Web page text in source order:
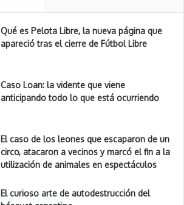
Qué es Pelota Libre, la nueva página que
apareció tras el cierre de Fútbol Libre
Caso Loan: la vidente que viene
anticipando todo lo que está ocurriendo
El caso de los leones que escaparon de un
circo, atacaron a vecinos y marcó el fin a la
utilización de animales en espectáculos
El curioso arte de autodestrucción del